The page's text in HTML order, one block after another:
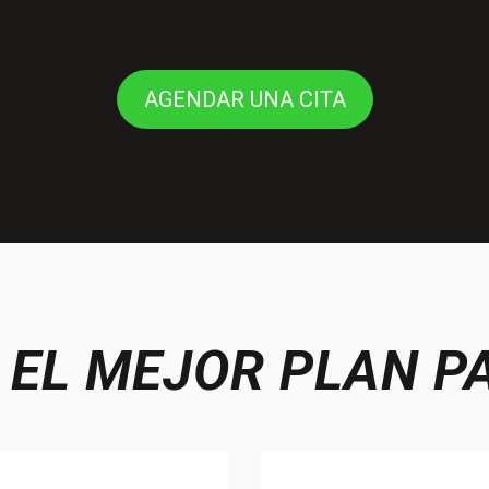
AGENDAR UNA CITA
EL MEJOR PLAN